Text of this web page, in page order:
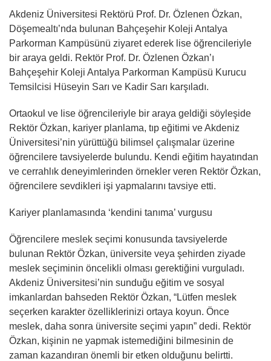
Akdeniz Üniversitesi Rektörü Prof. Dr. Özlenen Özkan,
Döşemealtı’nda bulunan Bahçeşehir Koleji Antalya
Parkorman Kampüsünü ziyaret ederek lise öğrencileriyle
bir araya geldi. Rektör Prof. Dr. Özlenen Özkan’ı
Bahçeşehir Koleji Antalya Parkorman Kampüsü Kurucu
Temsilcisi Hüseyin Sarı ve Kadir Sarı karşıladı.
Ortaokul ve lise öğrencileriyle bir araya geldiği söyleşide
Rektör Özkan, kariyer planlama, tıp eğitimi ve Akdeniz
Üniversitesi’nin yürüttüğü bilimsel çalışmalar üzerine
öğrencilere tavsiyelerde bulundu. Kendi eğitim hayatından
ve cerrahlık deneyimlerinden örnekler veren Rektör Özkan,
öğrencilere sevdikleri işi yapmalarını tavsiye etti.
Kariyer planlamasında ‘kendini tanıma’ vurgusu
Öğrencilere meslek seçimi konusunda tavsiyelerde
bulunan Rektör Özkan, üniversite veya şehirden ziyade
meslek seçiminin öncelikli olması gerektiğini vurguladı.
Akdeniz Üniversitesi’nin sunduğu eğitim ve sosyal
imkanlardan bahseden Rektör Özkan, “Lütfen meslek
seçerken karakter özelliklerinizi ortaya koyun. Önce
meslek, daha sonra üniversite seçimi yapın” dedi. Rektör
Özkan, kişinin ne yapmak istemediğini bilmesinin de
zaman kazandıran önemli bir etken olduğunu belirtti.